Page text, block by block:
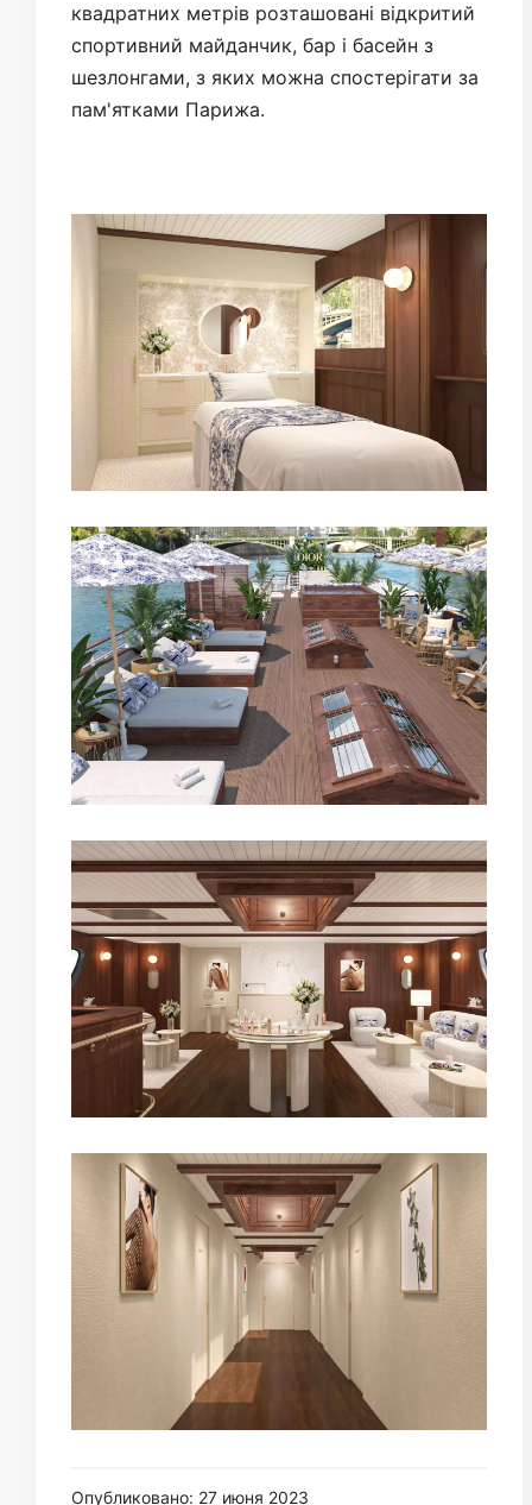
квадратних метрів розташовані відкритий
спортивний майданчик, бар і басейн з
шезлонгами, з яких можна спостерігати за
пам'ятками Парижа.
Опубликовано: 27 июня 2023